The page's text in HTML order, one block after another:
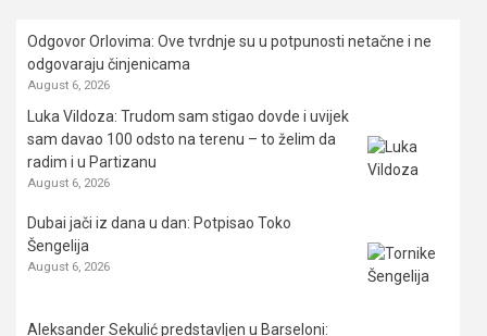
Odgovor Orlovima: ​Ove tvrdnje su u potpunosti netačne i ne
odgovaraju činjenicama
August 6, 2026
Luka Vildoza: Trudom sam stigao dovde i uvijek
sam davao 100 odsto na terenu – to želim da
radim i u Partizanu
August 6, 2026
Dubai jači iz dana u dan: Potpisao Toko
Šengelija
August 6, 2026
Aleksander Sekulić predstavljen u Barseloni: